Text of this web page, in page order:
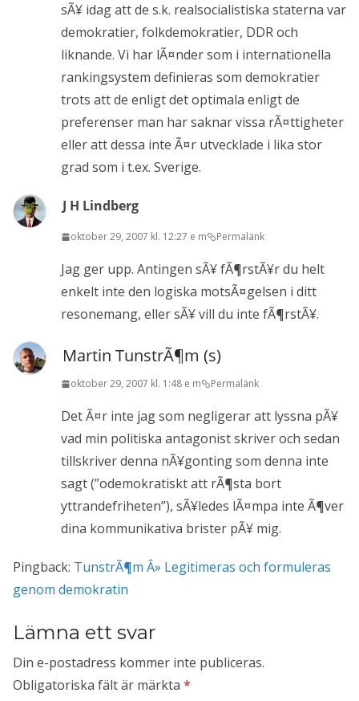
sÃ¥ idag att de s.k. realsocialistiska staterna var
demokratier, folkdemokratier, DDR och
liknande. Vi har lÃ¤nder som i internationella
rankingsystem definieras som demokratier
trots att de enligt det optimala enligt de
preferenser man har saknar vissa rÃ¤ttigheter
eller att dessa inte Ã¤r utvecklade i lika stor
grad som i t.ex. Sverige.
J H Lindberg
oktober 29, 2007 kl. 12:27 e m Permalänk
Jag ger upp. Antingen sÃ¥ fÃ¶rstÃ¥r du helt
enkelt inte den logiska motsÃ¤gelsen i ditt
resonemang, eller sÃ¥ vill du inte fÃ¶rstÃ¥.
Martin TunstrÃ¶m (s)
oktober 29, 2007 kl. 1:48 e m Permalänk
Det Ã¤r inte jag som negligerar att lyssna pÃ¥
vad min politiska antagonist skriver och sedan
tillskriver denna nÃ¥gonting som denna inte
sagt (”odemokratiskt att rÃ¶sta bort
yttrandefriheten”), sÃ¥ledes lÃ¤mpa inte Ã¶ver
dina kommunikativa brister pÃ¥ mig.
Pingback: TunstrÃ¶m Â» Legitimeras och formuleras
genom demokratin
Lämna ett svar
Din e-postadress kommer inte publiceras.
Obligatoriska fält är märkta *